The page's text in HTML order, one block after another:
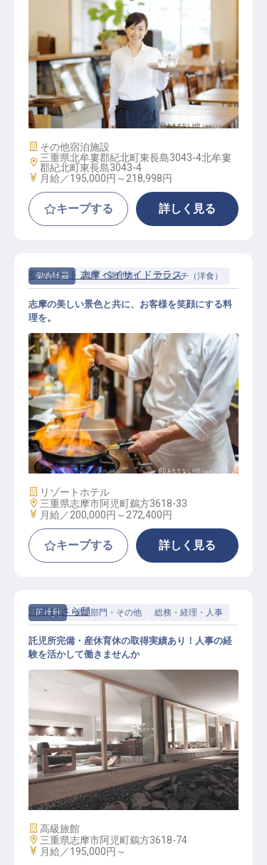
レストランサービス
施設業態
その他宿泊施設
勤務地
三重県北牟婁郡紀北町東長島3043-4北牟婁
郡紀北町東長島3043-4
給与
月給／195,000円～ 218,998円
キープする 詳しく見る
契約社員 調理（調理師） フレンチ（洋食）
洋食調理
都リゾート 志摩 ベイサイドテラス
志摩の美しい景色と共に、お客様を笑顔にする料
理を。
施設業態
リゾートホテル
勤務地
三重県志摩市阿児町鵜方3618-33
給与
月給／200,000円～ 272,400円
キープする 詳しく見る
正社員 管理部門・その他 総務・経理・人事
人事
汀渚 ばさら邸
託児所完備・産休育休の取得実績あり！人事の経
験を活かして働きませんか
施設業態
高級旅館
勤務地
三重県志摩市阿児町鵜方3618-74
給与
月給／195,000円～